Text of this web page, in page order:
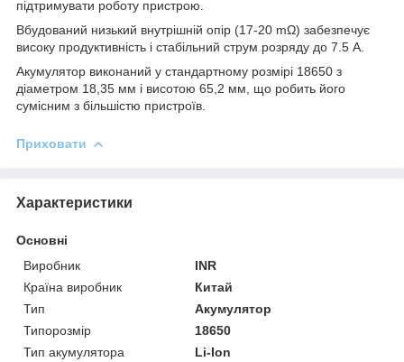
підтримувати роботу пристрою.
Вбудований низький внутрішній опір (17-20 mΩ) забезпечує
високу продуктивність і стабільний струм розряду до 7.5 А.
Акумулятор виконаний у стандартному розмірі 18650 з
діаметром 18,35 мм і висотою 65,2 мм, що робить його
сумісним з більшістю пристроїв.
Приховати
Характеристики
Основні
Виробник
INR
Країна виробник
Китай
Тип
Акумулятор
Типорозмір
18650
Тип акумулятора
Li-Ion